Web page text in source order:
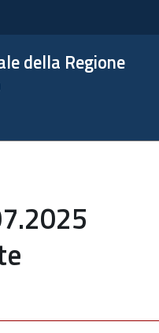
della Regione